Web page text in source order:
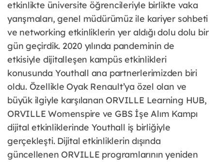
etkinlikte üniversite öğrencileriyle birlikte vaka
yarışmaları, genel müdürümüz ile kariyer sohbeti
ve networking etkinliklerin yer aldığı dolu dolu bir
gün geçirdik. 2020 yılında pandeminin de
etkisiyle dijitalleşen kampüs etkinlikleri
konusunda Youthall ana partnerlerimizden biri
oldu. Özellikle Oyak Renault’ya özel olan ve
büyük ilgiyle karşılanan ORVILLE Learning HUB,
ORVILLE Womenspire ve GBS İşe Alım Kampı
dijital etkinliklerinde Youthall iş birliğiyle
gerçekleşti. Dijital etkinliklerin dışında
güncellenen ORVILLE programlarının yeniden